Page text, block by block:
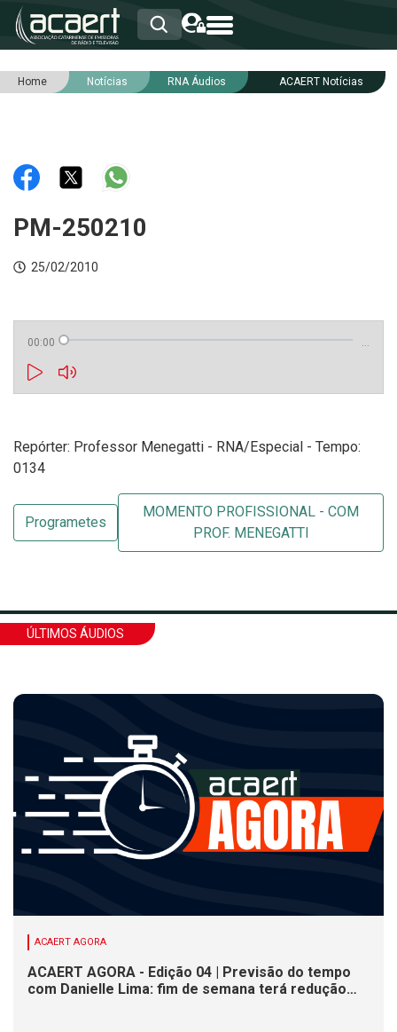
HOME
RNA
NOTÍCIAS
INTEGRIDADE
Home Notícias RNA Áudios ACAERT Notícias
PM-250210
25/02/2010
00:00 …
Repórter: Professor Menegatti - RNA/Especial - Tempo:
0134
Programetes
MOMENTO PROFISSIONAL - COM
PROF. MENEGATTI
ÚLTIMOS ÁUDIOS
ACAERT AGORA
ACAERT AGORA - Edição 04 | Previsão do tempo
com Danielle Lima: fim de semana terá redução